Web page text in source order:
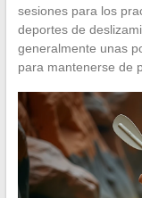
sesiones para los
deportes de
generalmente unas
para mantenerse de